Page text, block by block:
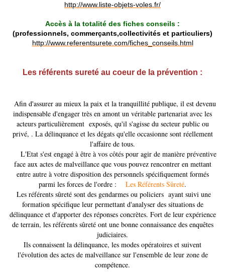
http://www.liste-objets-voles.fr/
Accès à la totalité des fiches conseils :
(professionnels, commerçants,collectivités et particuliers)
http://www.referentsurete.com/fiches_conseils.html
Les référents sureté au coeur de la prévention :
Afin d'assurer au mieux la paix et la tranquillité publique, il est devenu
indispensable d'engager très en amont un véritable partenariat avec les
acteurs particulièrement exposés, qu'il s'agisse du secteur public ou
privé, . La délinquance et les dégats qu'elle occasionne sont réellement
l'affaire de tous.
L'Etat s'est engagé à être à vos côtés pour agir de manière préventive
face aux actes de malveillance que vous pouvez rencontrer en mettant
entre autre à votre disposition des personnels spécifiquement formés
parmi les forces de l'ordre : Les Référents Sûreté.
Les référents sûreté sont des gendarmes ou policiers ayant suivi une
formation spécifique leur permettant d'analyser des situations de
délinquance et d'apporter des réponses concrètes. Fort de leur expérience
de terrain, les référents sûreté ont une bonne connaissance des enquêtes
judiciaires.
Ils connaissent la délinquance, les modes opératoires et suivent
l'évolution des actes de malveillance sur l'ensemble de leur zone de
compétence.